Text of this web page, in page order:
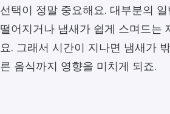
선택이 정말 중요해요. 대부분의
떨어지거나 냄새가 쉽게 스며드는
요. 그래서 시간이 지나면 냄새가
른 음식까지 영향을 미치게 되죠.